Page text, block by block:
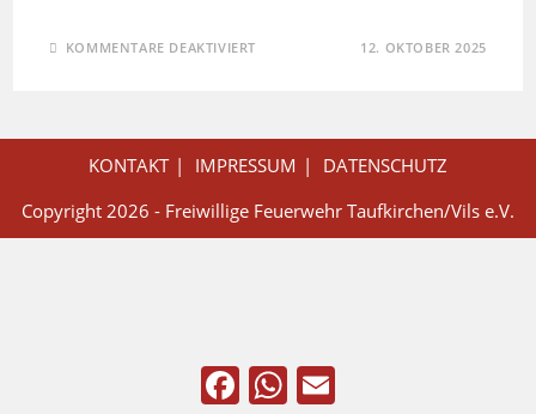
KOMMENTARE DEAKTIVIERT 12. OKTOBER 2025
KONTAKT IMPRESSUM
DATENSCHUTZ
Copyright 2026 - Freiwillige Feuerwehr Taufkirchen/Vils e.V.
a
W
h